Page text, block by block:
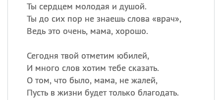
Ты сердцем молодая и душой.
Ты до сих пор не знаешь слова «врач»,
Ведь это очень, мама, хорошо.
Сегодня твой отметим юбилей,
И много слов хотим тебе сказать.
О том, что было, мама, не жалей,
Пусть в жизни будет только благодать.